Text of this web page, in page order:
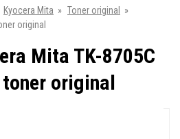
Kyocera Mita » Toner original
»
original
Mita TK-8705C
toner original